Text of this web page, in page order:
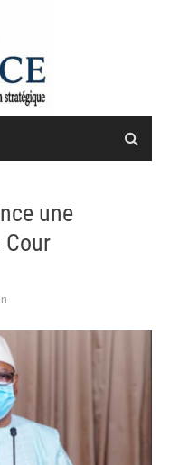
une